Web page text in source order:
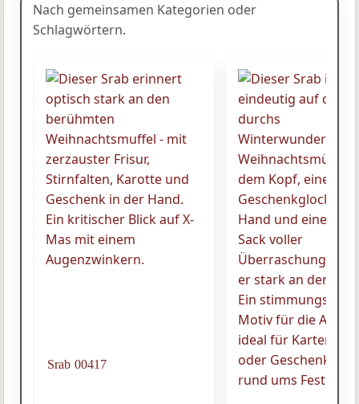
Nach gemeinsamen Kategorien oder
Schlagwörtern.
Srab 00417